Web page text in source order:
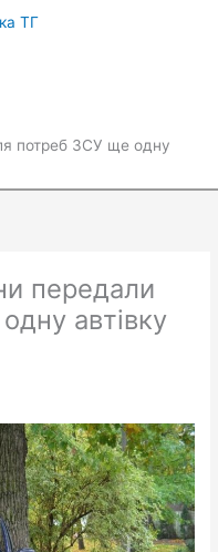
потреб ЗСУ ще одну
передали
автівку